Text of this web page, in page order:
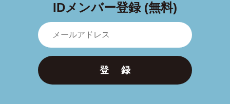
IDメンバー登録 (無料)
登 録